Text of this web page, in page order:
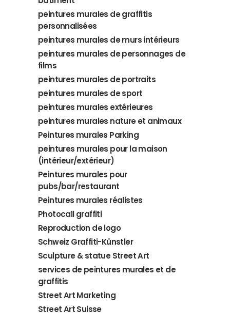
peintures murales de graffitis
personnalisées
peintures murales de murs intérieurs
peintures murales de personnages de
films
peintures murales de portraits
peintures murales de sport
peintures murales extérieures
peintures murales nature et animaux
Peintures murales Parking
peintures murales pour la maison
(intérieur/extérieur)
Peintures murales pour
pubs/bar/restaurant
Peintures murales réalistes
Photocall graffiti
Reproduction de logo
Schweiz Graffiti-Künstler
Sculpture & statue Street Art
services de peintures murales et de
graffitis
Street Art Marketing
Street Art Suisse